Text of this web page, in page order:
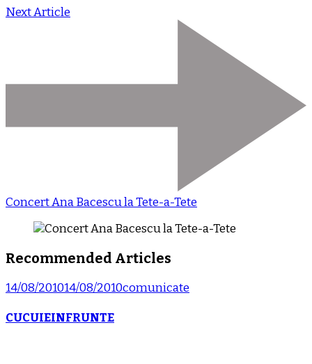
Next Article
Concert Ana Bacescu la Tete-a-Tete
Recommended Articles
14/08/201014/08/2010comunicate
CUCUIEINFRUNTE